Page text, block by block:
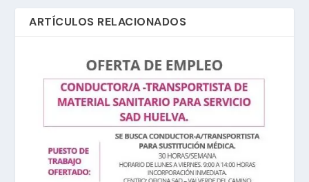
ARTÍCULOS RELACIONADOS